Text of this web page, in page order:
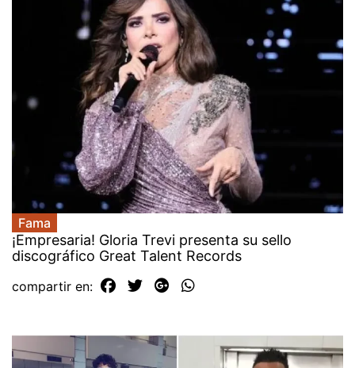
Fama
¡Empresaria! Gloria Trevi presenta su sello
discográfico Great Talent Records
compartir en: